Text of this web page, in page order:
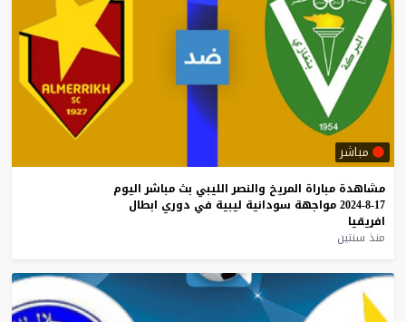
مباشر
مشاهدة مباراة المريخ والنصر الليبي بث مباشر اليوم
17-8-2024
مواجهة سودانية ليبية في دوري ابطال
افريقيا
منذ سنتين